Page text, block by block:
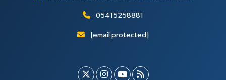
05415258881
[email protected]